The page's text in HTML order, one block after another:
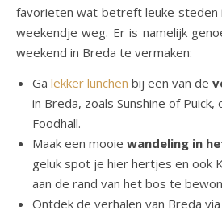
favorieten wat betreft leuke steden
weekendje weg. Er is namelijk
weekend in Breda te vermaken:
Ga lekker lunchen bij een van de
in Breda, zoals Sunshine of
Foodhall.
Maak een mooie wandeling in
geluk spot je hier hertjes en ook
aan de rand van het bos te
Ontdek de verhalen van Breda